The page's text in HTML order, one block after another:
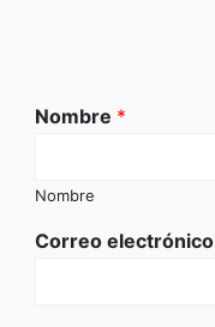
Nombre *
Nombre
Correo electrónico